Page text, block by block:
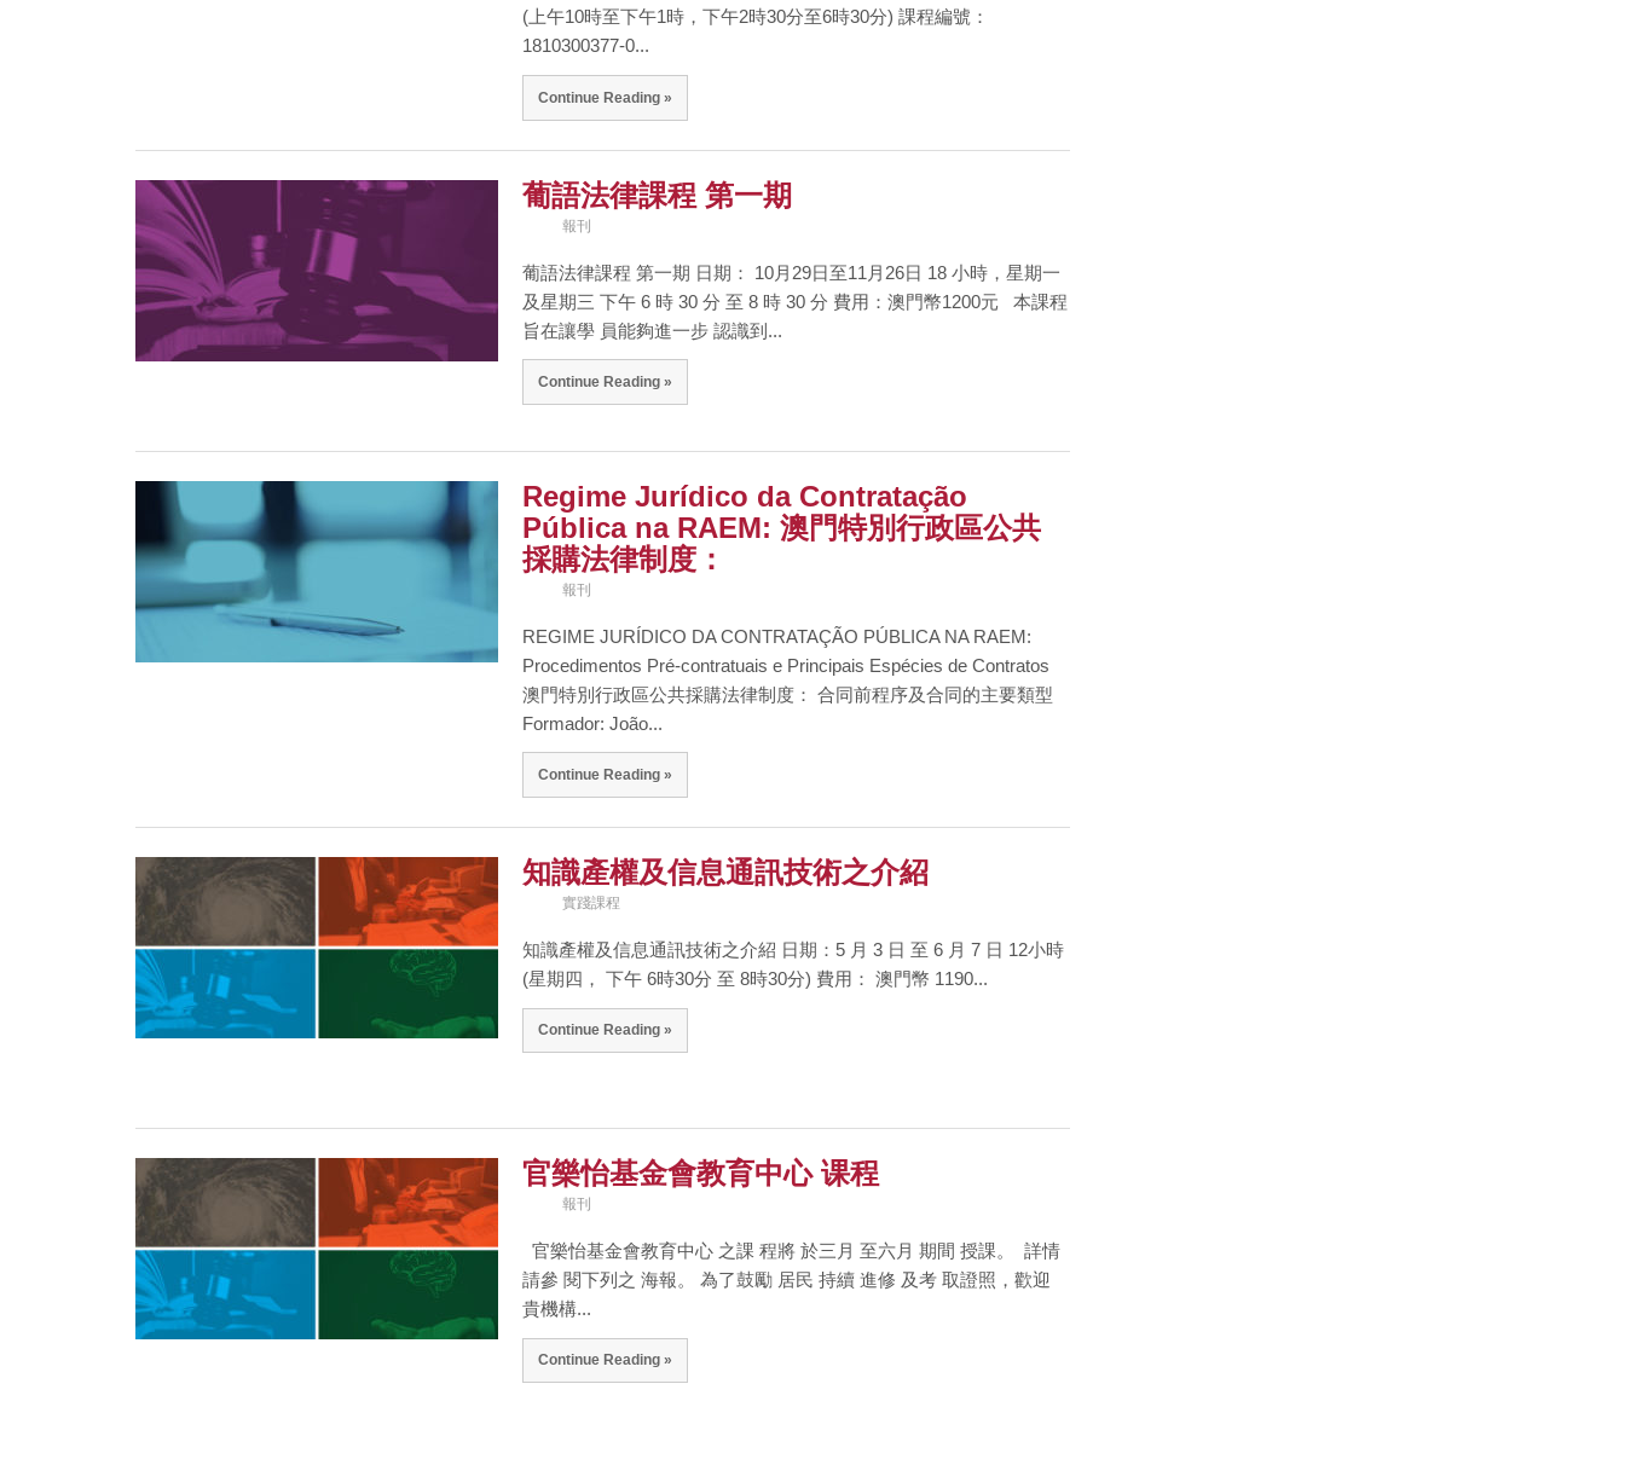
(上午10時至下午1時，下午2時30分至6時30分) 課程編號：
1810300377-0...
Continue Reading »
葡語法律課程 第一期
報刊
葡語法律課程 第一期 日期： 10月29日至11月26日 18 小時，星期一
及星期三 下午 6 時 30 分 至 8 時 30 分 費用：澳門幣1200元 本課程
旨在讓學 員能夠進一步 認識到...
Continue Reading »
Regime Jurídico da Contratação
Pública na RAEM: 澳門特別行政區公共
採購法律制度：
報刊
REGIME JURÍDICO DA CONTRATAÇÃO PÚBLICA NA RAEM:
Procedimentos Pré-contratuais e Principais Espécies de Contratos
澳門特別行政區公共採購法律制度： 合同前程序及合同的主要類型
Formador: João...
Continue Reading »
知識產權及信息通訊技術之介紹
實踐課程
知識產權及信息通訊技術之介紹 日期：5 月 3 日 至 6 月 7 日 12小時
(星期四， 下午 6時30分 至 8時30分) 費用： 澳門幣 1190...
Continue Reading »
官樂怡基金會教育中心 课程
報刊
官樂怡基金會教育中心 之課 程將 於三月 至六月 期間 授課。 詳情
請參 閱下列之 海報。 為了鼓勵 居民 持續 進修 及考 取證照，歡迎
貴機構...
Continue Reading »